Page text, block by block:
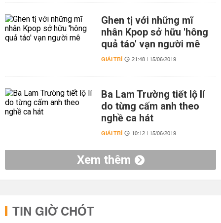
Ghen tị với những mĩ
nhân Kpop sở hữu 'hông
quả táo' vạn người mê
GIẢI TRÍ 21:48 | 15/06/2019
Ba Lam Trường tiết lộ lí
do từng cấm anh theo
nghề ca hát
GIẢI TRÍ 10:12 | 15/06/2019
Xem thêm
TIN GIỜ CHÓT